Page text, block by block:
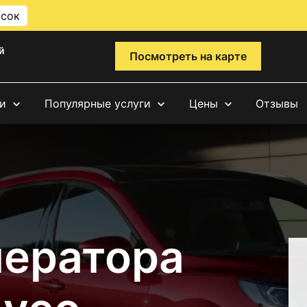
Посмотреть на карте
Популярные услуги Цены Отзывы